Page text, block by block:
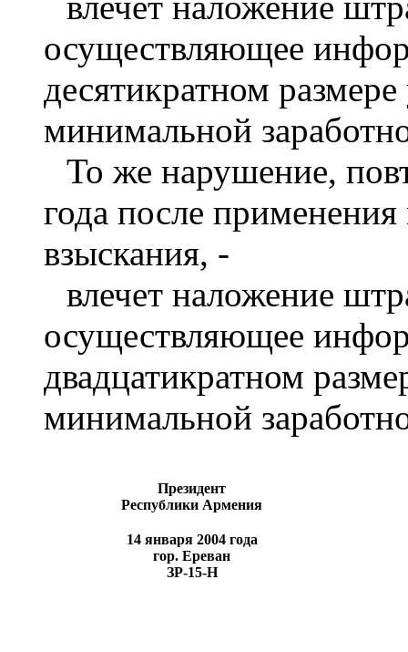
осуществляющее
десятикратном
минимальной
То же нарушение,
года после
взыскания, -
влечет наложение
осуществляющее
двадцатикратном
минимальной
Президент
Республики Армения
14 января 2004 года
гор. Ереван
ЗР-15-Н